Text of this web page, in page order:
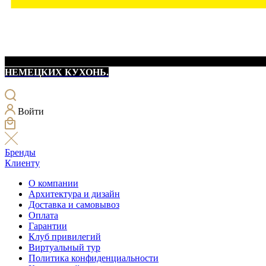
НЕМЕЦКИХ КУХОНЬ.
Войти
Бренды
Клиенту
О компании
Архитектура и дизайн
Доставка и самовывоз
Оплата
Гарантии
Клуб привилегий
Виртуальный тур
Политика конфиденциальности